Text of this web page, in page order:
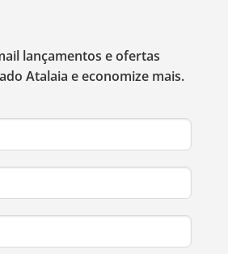
lançamentos e ofertas
Atalaia e economize mais.